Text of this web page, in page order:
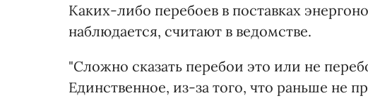
Каких-либо перебоев в поставках
наблюдается, считают в ведомстве.
"Сложно сказать перебои это или не
Единственное, из-за того, что раньше не